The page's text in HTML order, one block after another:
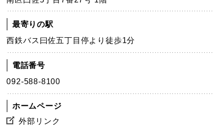
最寄りの駅
西鉄バス曰佐五丁目停より徒歩1分
電話番号
092-588-8100
ホームページ
外部リンク